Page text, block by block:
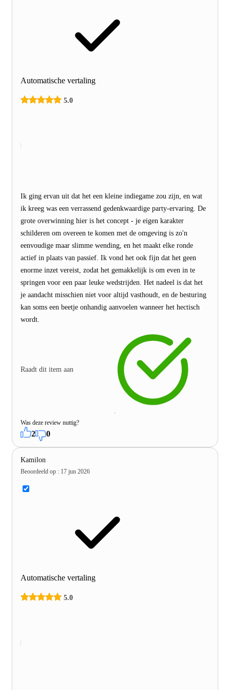
Automatische vertaling
5.0
Ik ging ervan uit dat het een kleine indiegame zou zijn, en wat
ik kreeg was een verrassend gedenkwaardige party-ervaring. De
grote overwinning hier is het concept - je eigen karakter
schilderen om overeen te komen met de omgeving is zo'n
eenvoudige maar slimme wending, en het maakt elke ronde
actief in plaats van passief. Ik vond het ook fijn dat het geen
enorme inzet vereist, zodat het gemakkelijk is om even in te
springen voor een paar leuke wedstrijden. Het nadeel is dat het
je aandacht misschien niet voor altijd vasthoudt, en de besturing
kan soms een beetje onhandig aanvoelen wanneer het hectisch
wordt.
Raadt dit item aan
Was deze review nuttig?
2 0
Kamilon
Beoordeeld op : 17 jun 2026
Automatische vertaling
5.0